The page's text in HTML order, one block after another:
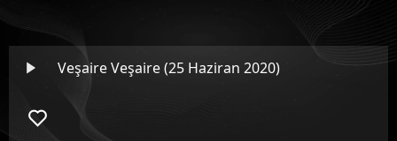
Veşaire Veşaire (25 Haziran 2020)